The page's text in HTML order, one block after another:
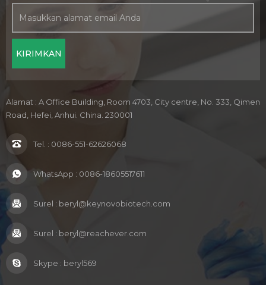
Alamat : A Office Building, Room 4703, City centre, No. 333, Qimen
Road, Hefei, Anhui. China. 230001
Tel. : 0086-551-62626068
WhatsApp : 0086-18605517611
Surel : beryl@keynovobiotech.com
Surel : beryl@reachever.com
Skype : beryl569